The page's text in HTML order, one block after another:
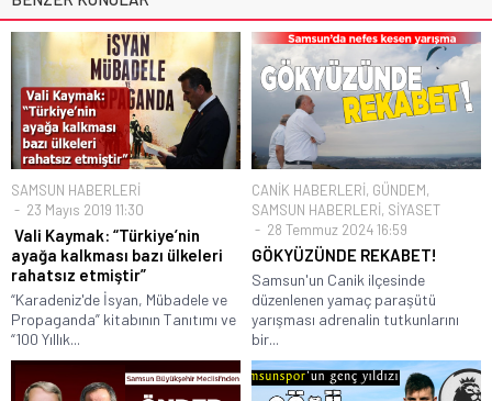
SAMSUN HABERLERİ
23 Mayıs 2019 11:30
Vali Kaymak: “Türkiye’nin
ayağa kalkması bazı ülkeleri
rahatsız etmiştir”
“Karadeniz'de İsyan, Mübadele ve
Propaganda” kitabının Tanıtımı ve
“100 Yıllık...
CANİK HABERLERİ, GÜNDEM,
SAMSUN HABERLERİ, SİYASET
28 Temmuz 2024 16:59
GÖKYÜZÜNDE REKABET!
Samsun'un Canik ilçesinde
düzenlenen yamaç paraşütü
yarışması adrenalin tutkunlarını
bir...